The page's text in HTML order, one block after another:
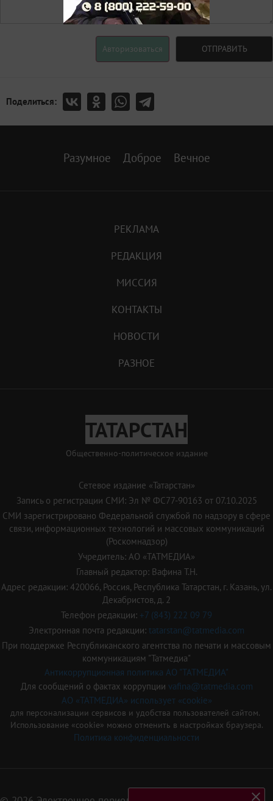
Авторизоваться ОТПРАВИТЬ
Поделиться:
Разумное Доброе Вечное
РЕКЛАМА
РЕДАКЦИЯ
МИССИЯ
КОНТАКТЫ
НОВОСТИ
РАЗНОЕ
ТАТАРСТАН
Общественно-политическое издание
Сетевое издание «Татарстан»
Запись о регистрации СМИ: Эл № ФС77-90163 от 07.10.2025
СМИ зарегистрировано Федеральной службой по надзору в сфере
связи, информационных технологий и массовых коммуникаций
(Роскомнадзор)
Учредитель: АО «ТАТМЕДИА»
Главный редактор: Вафина Т.Н.
Адрес редакции: 420066, Россия, Республика Татарстан, г. Казань, ул.
Декабристов, д. 2
Телефон редакции: +7 (843) 222 09 79
Электронная почта редакции: tatarstan@tatmedia.com
При поддержке Республиканского агентства по печати и массовым
коммуникациям "Татмедиа"
Антикоррупционная политика АО "ТАТМЕДИА"
Для сообщений о фактах коррупции vafina@tatmedia.com
АО «ТАТМЕДИА» использует «cookie»
для персонализации сервисов и удобства пользователей сайтом.
Использование «cookie» можно отменить в настройках браузера.
Политика конфиденциальности